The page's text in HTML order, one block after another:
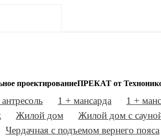
проектированиеПРЕКАТ от
1 + мансарда 1 +
Жилой дом Жилой дом с
Чердачная с подъемом вернего пояса